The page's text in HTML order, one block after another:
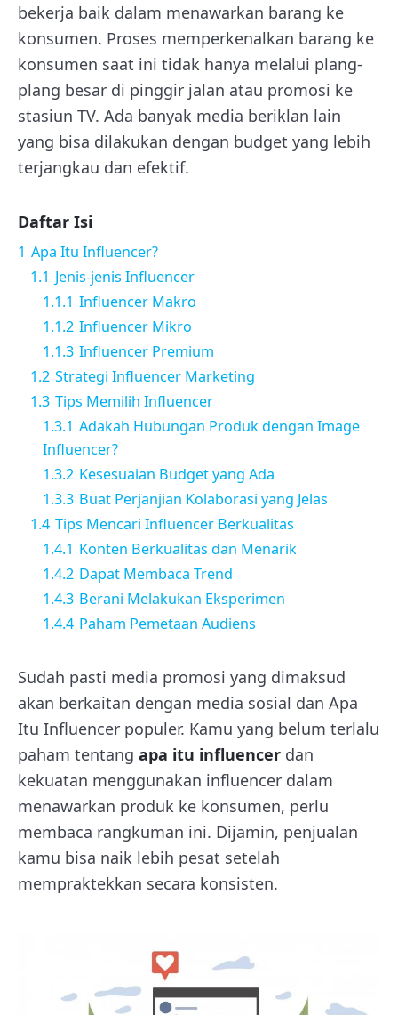
bekerja baik dalam menawarkan barang ke
konsumen. Proses memperkenalkan barang ke
konsumen saat ini tidak hanya melalui plang-
plang besar di pinggir jalan atau promosi ke
stasiun TV. Ada banyak media beriklan lain
yang bisa dilakukan dengan budget yang lebih
terjangkau dan efektif.
Daftar Isi
1 Apa Itu Influencer?
1.1 Jenis-jenis Influencer
1.1.1 Influencer Makro
1.1.2 Influencer Mikro
1.1.3 Influencer Premium
1.2 Strategi Influencer Marketing
1.3 Tips Memilih Influencer
1.3.1 Adakah Hubungan Produk dengan Image
Influencer?
1.3.2 Kesesuaian Budget yang Ada
1.3.3 Buat Perjanjian Kolaborasi yang Jelas
1.4 Tips Mencari Influencer Berkualitas
1.4.1 Konten Berkualitas dan Menarik
1.4.2 Dapat Membaca Trend
1.4.3 Berani Melakukan Eksperimen
1.4.4 Paham Pemetaan Audiens
Sudah pasti media promosi yang dimaksud
akan berkaitan dengan media sosial dan Apa
Itu Influencer populer. Kamu yang belum terlalu
paham tentang apa itu influencer dan
kekuatan menggunakan influencer dalam
menawarkan produk ke konsumen, perlu
membaca rangkuman ini. Dijamin, penjualan
kamu bisa naik lebih pesat setelah
mempraktekkan secara konsisten.